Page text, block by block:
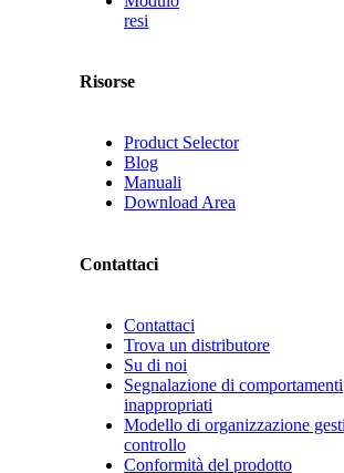
resi
Risorse
Product Selector
Blog
Manuali
Download Area
Contattaci
Contattaci
Trova un distributore
Su di noi
Segnalazione di comportamenti
inappropriati
Modello di organizzazione
controllo
Conformità del prodotto